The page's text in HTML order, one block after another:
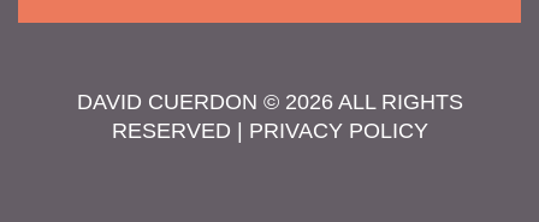
DAVID CUERDON © 2026 ALL RIGHTS
RESERVED | PRIVACY POLICY